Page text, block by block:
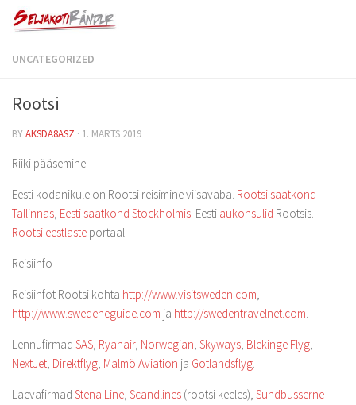
UNCATEGORIZED
Rootsi
BYAKSDA8ASZ · 1. MÄRTS 2019
Riiki pääsemine
Eesti kodanikule on Rootsi reisimine viisavaba. Rootsi saatkond
Tallinnas, Eesti saatkond Stockholmis. Eesti aukonsulid Rootsis.
Rootsi eestlaste portaal.
Reisiinfo
Reisiinfot Rootsi kohta http://www.visitsweden.com,
http://www.swedeneguide.com ja http://swedentravelnet.com.
Lennufirmad SAS, Ryanair, Norwegian, Skyways, Blekinge Flyg,
NextJet, Direktflyg, Malmö Aviation ja Gotlandsflyg.
Laevafirmad Stena Line, Scandlines (rootsi keeles), Sundbusserne